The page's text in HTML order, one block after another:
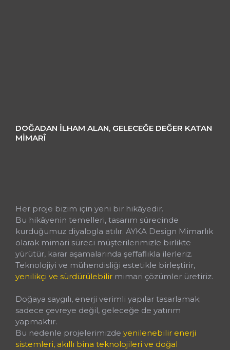
DOĞADAN İLHAM ALAN, GELECEĞE DEĞER KATAN
MIMARÎ
Her proje bizim için yeni bir hikâyedir.
Bu hikâyenin temelleri, tasarım sürecinde
kurduğumuz diyalogla atılır. AYKA Design Mimarlık
olarak mimari süreci müşterilerimizle birlikte
yürütür, karar aşamalarında şeffaflıkla ilerleriz.
Teknolojiyi ve mühendisliği estetikle birleştirir,
yenilikçi ve sürdürülebilir mimari çözümler üretiriz.
Doğaya saygılı, enerji verimli yapılar tasarlamak;
sadece çevreye değil, geleceğe de yatırım
yapmaktır.
Bu nedenle projelerimizde yenilenebilir enerji
sistemleri, akıllı bina teknolojileri ve doğal